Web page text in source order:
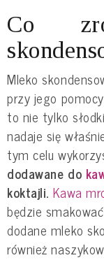
Co
Mleko
przy jego
to nie tylko
nadaje się
tym celu
dodawane do
koktajli. Kawa
będzie
dodane mleko
również